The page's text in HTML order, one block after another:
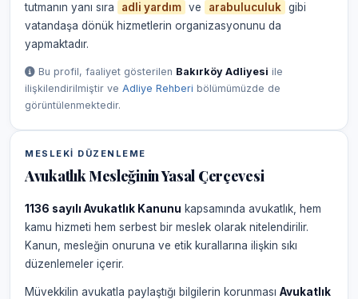
tutmanın yanı sıra
adli yardım ve arabuluculuk gibi
vatandaşa dönük hizmetlerin organizasyonunu da
yapmaktadır.
Bu profil, faaliyet gösterilen Bakırköy Adliyesi ile
ilişkilendirilmiştir ve Adliye Rehberi bölümümüzde de
görüntülenmektedir.
MESLEKI DÜZENLEME
Avukatlık Mesleğinin Yasal Çerçevesi
1136 sayılı Avukatlık Kanunu kapsamında avukatlık, hem
kamu hizmeti hem serbest bir meslek olarak nitelendirilir.
Kanun, mesleğin onuruna ve etik kurallarına ilişkin sıkı
düzenlemeler içerir.
Müvekkilin avukatla paylaştığı bilgilerin korunması Avukatlık